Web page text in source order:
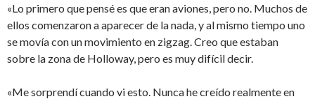
«Lo primero que pensé es que eran aviones, pero no. Muchos de
ellos comenzaron a aparecer de la nada, y al mismo tiempo uno
se movía con un movimiento en zigzag. Creo que estaban
sobre la zona de Holloway, pero es muy difícil decir.
«Me sorprendí cuando vi esto. Nunca he creído realmente en